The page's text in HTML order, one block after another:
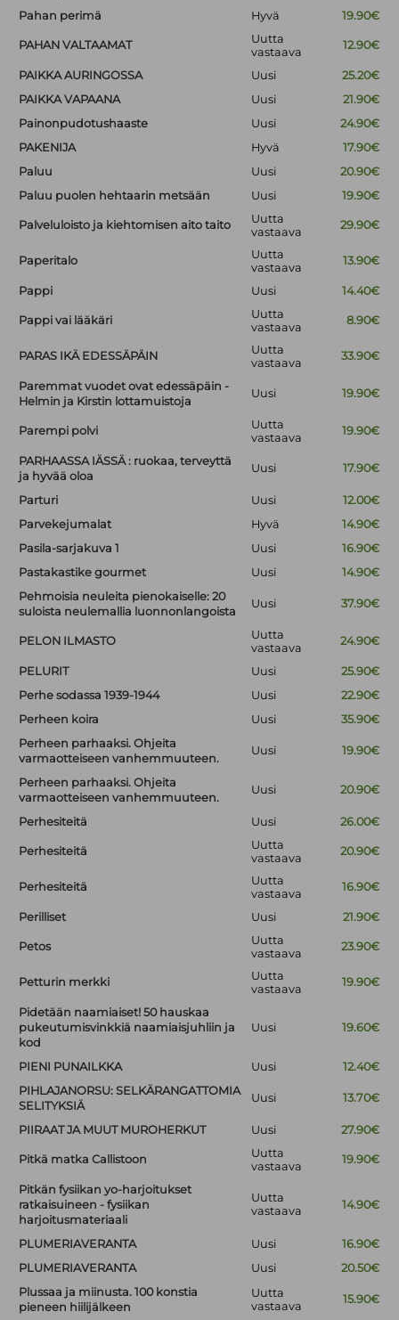
Pahan perimä
Hyvä 19.90€
PAHAN VALTAAMAT
Uutta
vastaava
12.90€
PAIKKA AURINGOSSA Uusi
25.20€
PAIKKA VAPAANA
Uusi
21.90€
Painonpudotushaaste
Uusi
24.90€
PAKENIJA
Hyvä
17.90€
Paluu
Uusi
20.90€
Paluu puolen hehtaarin metsään
Uusi 19.90€
Palveluloisto ja kiehtomisen aito taito
Uutta
vastaava
29.90€
Paperitalo
Uutta
vastaava
13.90€
Pappi Uusi 14.40€
Pappi vai lääkäri
Uutta
vastaava
8.90€
PARAS IKÄ EDESSÄPÄIN
Uutta
vastaava
33.90€
Paremmat vuodet ovat edessäpäin -
Helmin ja Kirstin lottamuistoja
Uusi 19.90€
Parempi polvi
Uutta
vastaava
19.90€
PARHAASSA IÄSSÄ : ruokaa, terveyttä
ja hyvää oloa
Uusi 17.90€
Parturi Uusi
12.00€
Parvekejumalat
Hyvä
14.90€
Pasila-sarjakuva 1
Uusi
16.90€
Pastakastike gourmet
Uusi
14.90€
Pehmoisia neuleita pienokaiselle: 20
suloista neulemallia luonnonlangoista
Uusi 37.90€
PELON ILMASTO
Uutta
vastaava
24.90€
PELURIT Uusi
25.90€
Perhe sodassa 1939-1944
Uusi
22.90€
Perheen koira
Uusi
35.90€
Perheen parhaaksi. Ohjeita
varmaotteiseen vanhemmuuteen.
Uusi 19.90€
Perheen parhaaksi. Ohjeita
varmaotteiseen vanhemmuuteen.
Uusi 20.90€
Perhesiteitä Uusi 26.00€
Perhesiteitä
Uutta
vastaava
20.90€
Perhesiteitä
Uutta
vastaava
16.90€
Perilliset Uusi 21.90€
Petos
Uutta
vastaava
23.90€
Petturin merkki
Uutta
vastaava
19.90€
Pidetään naamiaiset! 50 hauskaa
pukeutumisvinkkiä naamiaisjuhliin ja
kod
Uusi 19.60€
PIENI PUNAILKKA Uusi
12.40€
PIHLAJANORSU: SELKÄRANGATTOMIA
SELITYKSIÄ
Uusi 13.70€
PIIRAAT JA MUUT MUROHERKUT Uusi 27.90€
Pitkä matka Callistoon
Uutta
vastaava
19.90€
Pitkän fysiikan yo-harjoitukset
ratkaisuineen - fysiikan
harjoitusmateriaali
Uutta
vastaava
14.90€
PLUMERIAVERANTA Uusi
16.90€
PLUMERIAVERANTA
Uusi
20.50€
Plussaa ja miinusta. 100 konstia
pieneen hiilijälkeen
Uutta
vastaava
15.90€